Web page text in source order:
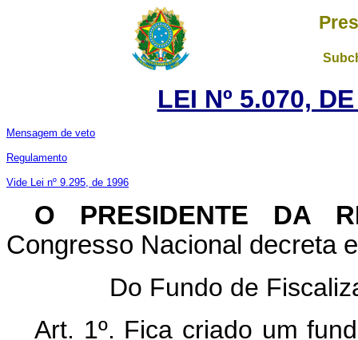
LEI Nº 5.070,
Mensagem de veto
Regulamento
Vide Lei nº 9.295, de 1996
O PRESIDENTE DA
Congresso Nacional decreta
Do Fundo de
Art. 1º. Fica criado um